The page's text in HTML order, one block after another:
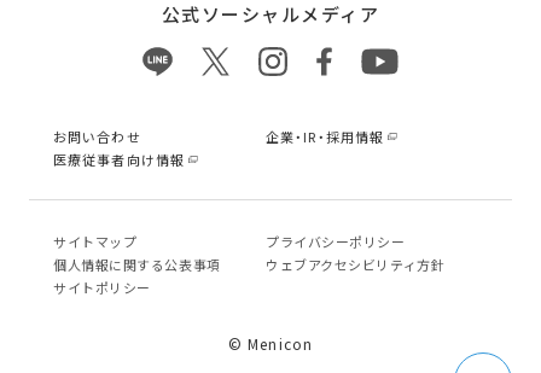
公式ソーシャルメディア
お問い合わせ
企業・IR・採用情報
医療従事者向け情報
サイトマップ
プライバシーポリシー
個⼈情報に関する公表事項
ウェブアクセシビリティ方針
サイトポリシー
© Menicon